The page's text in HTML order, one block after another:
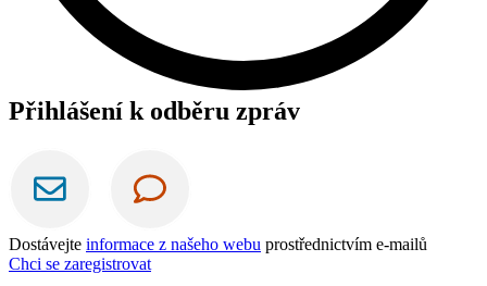
Přihlášení k odběru zpráv
Dostávejte informace z našeho webu prostřednictvím e-mailů
Chci se zaregistrovat